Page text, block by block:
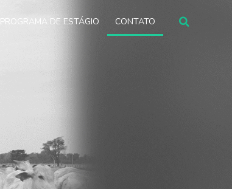
PROGRAMA DE ESTÁGIO CONTATO